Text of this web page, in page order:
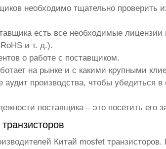
необходимо тщательно
есть все необходимые
и т. д.).
о работе с поставщиком.
на рынке и с какими крупными
аудит производства, чтобы убедиться
поставщика – это посетить его
Китай mosfet транзисторов.